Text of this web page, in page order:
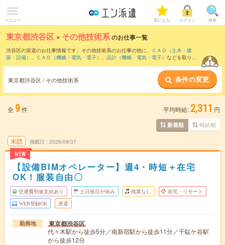
メニュー 気になる! ログイン 検索
東京都渋谷区 × その他技術系のお仕事一覧
渋谷区の派遣のお仕事情報です。その他技術系のお仕事の他に、
ＣＡＤ（土木・建
築・設備） 、 ＣＡＤ（機械・電気・電子） 、 設計（機械・電気・電子） などを取り揃
東京都渋谷区 / その他技術系 条件の変更
全 9件 平均時給: 2,311 円
新着順 時給順
未読
NEW
掲載日 2026/08/07
【設備BIMオペレーター】週4・時短＋在宅
OK！服装自由〇
交通費別途支給あり 土日祝日が休み 残業なし 在宅・リモート
WEB登録OK 派遣
勤務地 東京都渋谷区
代々木駅から徒歩5分／南新宿駅から徒歩11分／千駄ケ谷駅
から徒歩12分